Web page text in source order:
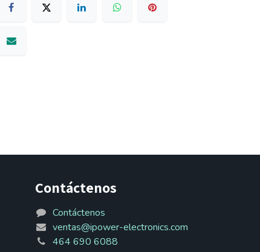
Contáctenos
Contáctenos
ventas@ipower-electronics.com
464 690 6088